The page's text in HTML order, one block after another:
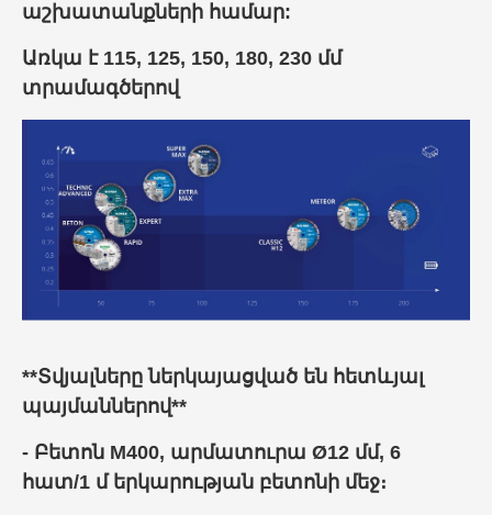
աշխատանքների համար:
Առկա է 115, 125, 150, 180, 230 մմ
տրամագծերով
**Տվյալները ներկայացված են հետևյալ
պայմաններով**
- Բետոն M400, արմատուրա Ø12 մմ, 6
հատ/1 մ երկարության բետոնի մեջ։